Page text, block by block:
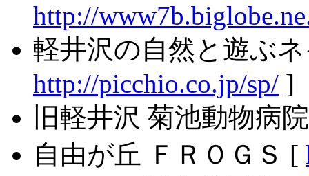
http://
軽井沢の自然と遊ぶ
http://picchio.co.jp/sp/ ]
旧軽井沢 菊池動物病
自由が丘 ＦＲＯＧＳ [